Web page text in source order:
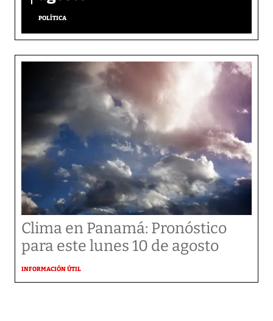
POLÍTICA
Clima en Panamá: Pronóstico
para este lunes 10 de agosto
INFORMACIÓN ÚTIL